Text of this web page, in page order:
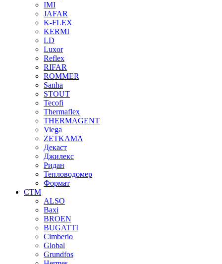
IMI
JAFAR
K-FLEX
KERMI
LD
Luxor
Reflex
RIFAR
ROMMER
Sanha
STOUT
Tecofi
Thermaflex
THERMAGENT
Viega
ZETKAMA
Декаст
Джилекс
Ридан
Тепловодомер
Формат
СТМ
ALSO
Baxi
BROEN
BUGATTI
Cimberio
Global
Grundfos